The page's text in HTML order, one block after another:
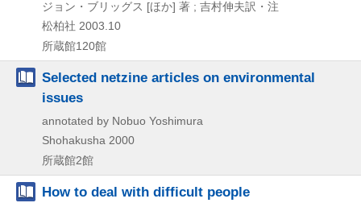
ジョン・ブリッグス [ほか] 著 ; 吉村伸夫訳・注
松柏社 2003.10
所蔵館120館
Selected netzine articles on environmental
issues
annotated by Nobuo Yoshimura
Shohakusha 2000
所蔵館2館
How to deal with difficult people